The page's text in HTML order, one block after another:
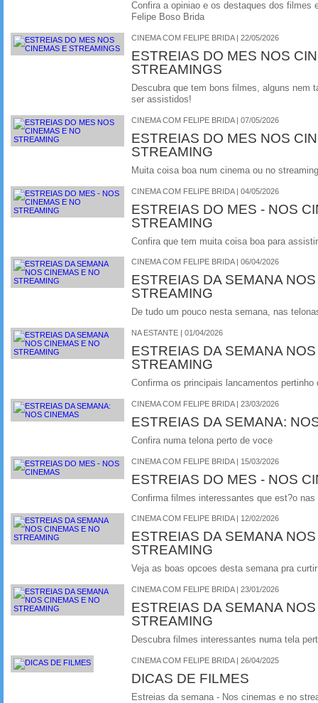
Confira a opiniao e os destaques dos filmes
Felipe Boso Brida
CINEMA COM FELIPE BRIDA | 22/05/2026
ESTREIAS DO MES NOS
STREAMINGS
Descubra que tem bons filmes, alguns nem
ser assistidos!
CINEMA COM FELIPE BRIDA | 07/05/2026
ESTREIAS DO MES NOS
STREAMING
Muita coisa boa num cinema ou no streaming
CINEMA COM FELIPE BRIDA | 04/05/2026
ESTREIAS DO MES - NOS
STREAMING
Confira que tem muita coisa boa para assistir
CINEMA COM FELIPE BRIDA | 06/04/2026
ESTREIAS DA SEMANA
STREAMING
De tudo um pouco nesta semana, nas
NA ESTANTE | 01/04/2026
ESTREIAS DA SEMANA
STREAMING
Confirma os principais lancamentos
CINEMA COM FELIPE BRIDA | 23/03/2026
ESTREIAS DA SEMANA:
Confira numa telona perto de voce
CINEMA COM FELIPE BRIDA | 15/03/2026
ESTREIAS DO MES - NOS
Confirma filmes interessantes que est?o nas
CINEMA COM FELIPE BRIDA | 12/02/2026
ESTREIAS DA SEMANA
STREAMING
Veja as boas opcoes desta semana pra
CINEMA COM FELIPE BRIDA | 23/01/2026
ESTREIAS DA SEMANA
STREAMING
Descubra filmes interessantes numa tela
CINEMA COM FELIPE BRIDA | 26/04/2025
DICAS DE FILMES
Estreias da semana - Nos cinemas e no